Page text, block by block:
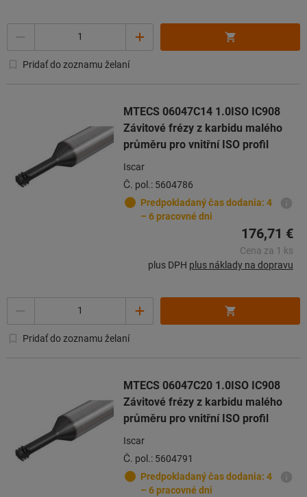
Pridať do zoznamu želaní
MTECS 06047C14 1.0ISO IC908
Závitové frézy z karbidu malého
průměru pro vnitřní ISO profil
Iscar
Č. pol.: 5604786
Predpokladaný čas dodania: 4
– 6 pracovné dni
176,71 €
Cena za 1 ks
plus DPH plus náklady na dopravu
Pridať do zoznamu želaní
MTECS 06047C20 1.0ISO IC908
Závitové frézy z karbidu malého
průměru pro vnitřní ISO profil
Iscar
Č. pol.: 5604791
Predpokladaný čas dodania: 4
– 6 pracovné dni